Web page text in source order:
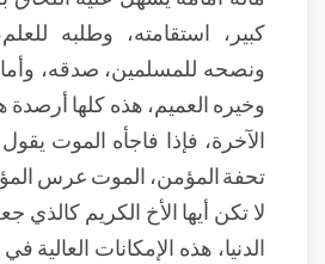
كبير، استقامته، وطلبه
ونصحه للمسلمين، صدقه،
وخيره العميم، هذه كلها
الآخرة، فإذا فاجأه الموت
تحفة المؤمن، الموت عرس
لا تكن أيها الأخ الكريم كالذي
الدنيا، هذه الإمكانات العالية في